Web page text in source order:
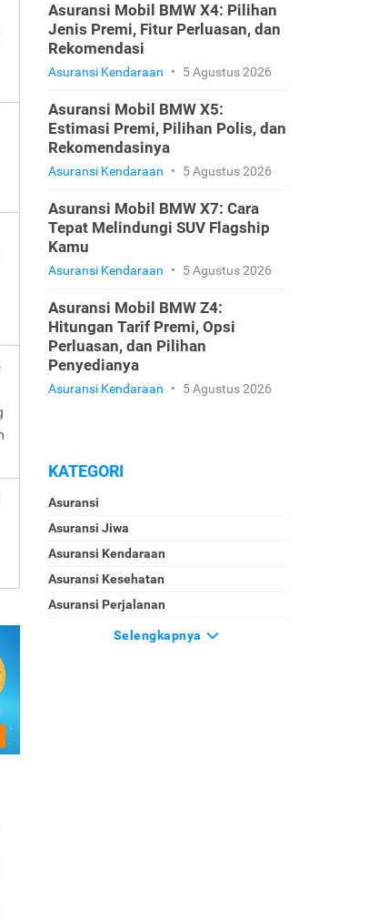
Asuransi Mobil BMW X4: Pilihan
Jenis Premi, Fitur Perluasan, dan
Rekomendasi
Asuransi Kendaraan • 5 Agustus 2026
Asuransi Mobil BMW X5:
Estimasi Premi, Pilihan Polis, dan
Rekomendasinya
Asuransi Kendaraan • 5 Agustus 2026
Asuransi Mobil BMW X7: Cara
Tepat Melindungi SUV Flagship
Kamu
Asuransi Kendaraan • 5 Agustus 2026
Asuransi Mobil BMW Z4:
Hitungan Tarif Premi, Opsi
Perluasan, dan Pilihan
Penyedianya
Asuransi Kendaraan • 5 Agustus 2026
KATEGORI
Asuransi
Asuransi Jiwa
Asuransi Kendaraan
Asuransi Kesehatan
Asuransi Perjalanan
Selengkapnya